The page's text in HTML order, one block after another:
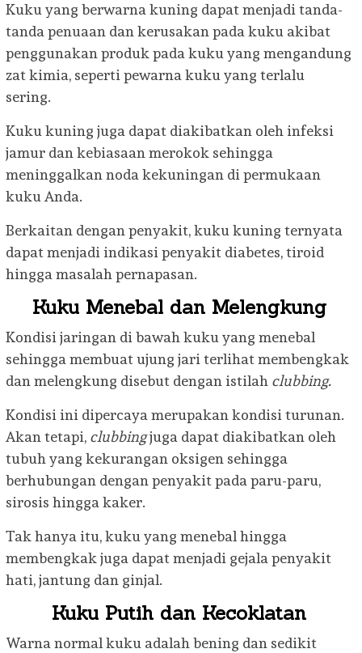
Kuku yang berwarna kuning dapat menjadi tanda-
tanda penuaan dan kerusakan pada kuku akibat
penggunakan produk pada kuku yang mengandung
zat kimia, seperti pewarna kuku yang terlalu
sering.
Kuku kuning juga dapat diakibatkan oleh infeksi
jamur dan kebiasaan merokok sehingga
meninggalkan noda kekuningan di permukaan
kuku Anda.
Berkaitan dengan penyakit, kuku kuning ternyata
dapat menjadi indikasi penyakit diabetes, tiroid
hingga masalah pernapasan.
Kuku Menebal dan Melengkung
Kondisi jaringan di bawah kuku yang menebal
sehingga membuat ujung jari terlihat membengkak
dan melengkung disebut dengan istilah clubbing.
Kondisi ini dipercaya merupakan kondisi turunan.
Akan tetapi, clubbingjuga dapat diakibatkan oleh
tubuh yang kekurangan oksigen sehingga
berhubungan dengan penyakit pada paru-paru,
sirosis hingga kaker.
Tak hanya itu, kuku yang menebal hingga
membengkak juga dapat menjadi gejala penyakit
hati, jantung dan ginjal.
Kuku Putih dan Kecoklatan
Warna normal kuku adalah bening dan sedikit